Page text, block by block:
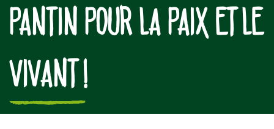
PANTIN POUR LA PAIX ET LE
VIVANT !